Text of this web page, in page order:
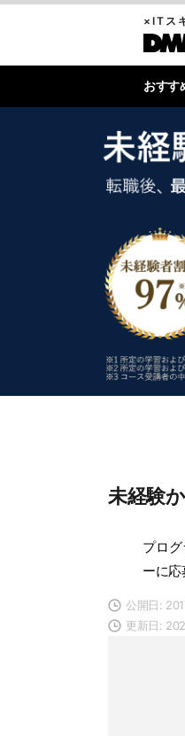
×ITス
おすす
未経験
プロ
ーに
公開日:
更新日: